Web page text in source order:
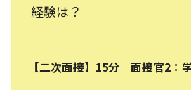
経験は？
【二次面接】15分 面接官2：